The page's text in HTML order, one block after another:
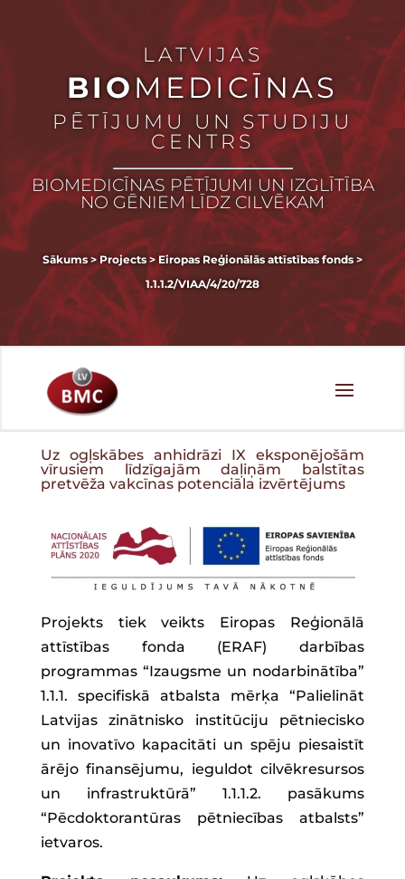
LATVIJAS
BIOMEDICĪNAS
PĒTĪJUMU UN STUDIJU
CENTRS
BIOMEDICĪNAS PĒTĪJUMI UN IZGLĪTĪBA
NO GĒNIEM LĪDZ CILVĒKAM
Sākums> Projects > Eiropas Reģionālās attīstības fonds >
1.1.1.2/VIAA/4/20/728
Uz ogļskābes anhidrāzi IX eksponējošām
vīrusiem līdzīgajām daļiņām balstītas
pretvēža vakcīnas potenciāla izvērtējums
Projekts tiek veikts Eiropas Reģionālā
attīstības fonda (ERAF) darbības
programmas “Izaugsme un nodarbinātība”
1.1.1. specifiskā atbalsta mērķa “Palielināt
Latvijas zinātnisko institūciju pētniecisko
un inovatīvo kapacitāti un spēju piesaistīt
ārējo finansējumu, ieguldot cilvēkresursos
un infrastruktūrā” 1.1.1.2. pasākums
“Pēcdoktorantūras pētniecības atbalsts”
ietvaros.